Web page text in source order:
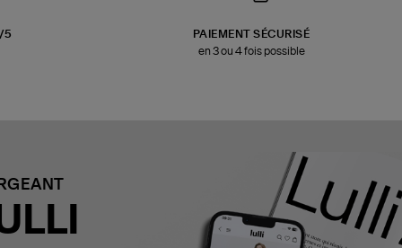
5
PAIEMENT SÉCURISÉ
en 3 ou 4 fois possible